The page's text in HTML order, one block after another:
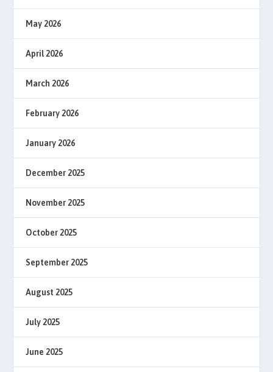
May 2026
April 2026
March 2026
February 2026
January 2026
December 2025
November 2025
October 2025
September 2025
August 2025
July 2025
June 2025